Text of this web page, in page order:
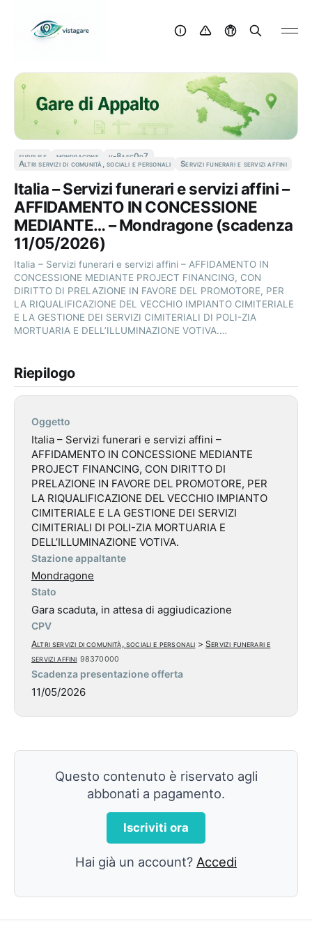
supplies mondragone v-8aec0d7
Altri servizi di comunità, sociali e personali Servizi funerari e servizi affini
Italia – Servizi funerari e servizi affini –
AFFIDAMENTO IN CONCESSIONE
MEDIANTE… – Mondragone (scadenza
11/05/2026)
Italia – Servizi funerari e servizi affini – AFFIDAMENTO IN
CONCESSIONE MEDIANTE PROJECT FINANCING, CON
DIRITTO DI PRELAZIONE IN FAVORE DEL PROMOTORE, PER
LA RIQUALIFICAZIONE DEL VECCHIO IMPIANTO CIMITERIALE
E LA GESTIONE DEI SERVIZI CIMITERIALI DI POLI-ZIA
MORTUARIA E DELL’ILLUMINAZIONE VOTIVA.…
Riepilogo
Oggetto
Italia – Servizi funerari e servizi affini –
AFFIDAMENTO IN CONCESSIONE MEDIANTE
PROJECT FINANCING, CON DIRITTO DI
PRELAZIONE IN FAVORE DEL PROMOTORE, PER
LA RIQUALIFICAZIONE DEL VECCHIO IMPIANTO
CIMITERIALE E LA GESTIONE DEI SERVIZI
CIMITERIALI DI POLI-ZIA MORTUARIA E
DELL’ILLUMINAZIONE VOTIVA.
Stazione appaltante
Mondragone
Stato
Gara scaduta, in attesa di aggiudicazione
CPV
Altri servizi di comunità, sociali e personali > Servizi funerari e
servizi affini 98370000
Scadenza presentazione offerta
11/05/2026
Questo contenuto è riservato agli
abbonati a pagamento.
Iscriviti ora
Hai già un account? Accedi